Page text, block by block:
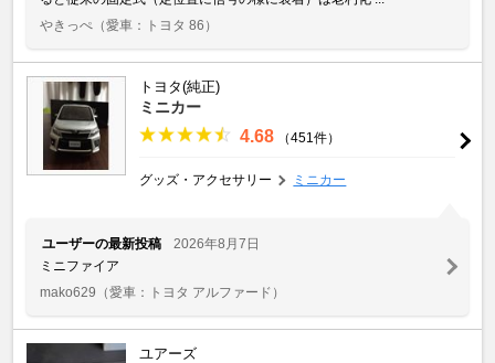
やきっぺ （愛車：トヨタ 86）
トヨタ(純正)
ミニカー
4.68 （451件）
グッズ・アクセサリー ミニカー
ユーザーの最新投稿
2026年8月7日
ミニファイア
mako629 （愛車：トヨタ アルファード）
ユアーズ